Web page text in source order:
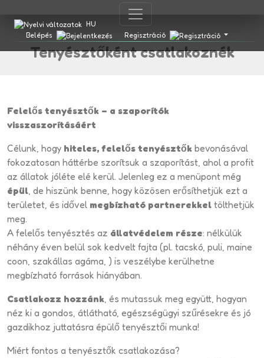
HU
Belépés
Regisztráció
Tenyésztőként csatlakoznék
Felelős tenyésztők – a szaporítók
visszaszorításáért
Célunk, hogy hiteles, felelős tenyésztők bevonásával
fokozatosan háttérbe szorítsuk a szaporítást, ahol a profit
az állatok jóléte elé kerül. Jelenleg ez a menüpont még
épül, de hiszünk benne, hogy közösen erősíthetjük ezt a
területet, és idővel megbízható partnerekkel tölthetjük
meg.
A felelős tenyésztés az állatvédelem része: nélkülük
néhány éven belül sok kedvelt fajta (pl. tacskó, puli, maine
coon, szakállas agáma, ) is veszélybe kerülhetne
megbízható források hiányában.
Csatlakozz hozzánk, és mutassuk meg együtt, hogyan
néz ki a gondos, átlátható, egészségügyi szűrésekre és jó
gazdikhoz juttatásra épülő tenyésztői munka!
Miért fontos a tenyésztők csatlakozása?